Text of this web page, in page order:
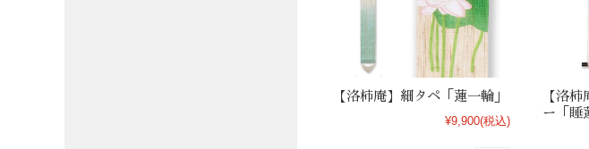
【洛柿庵】細タペ「蓮一輪」
¥9,900(税込)
【洛
ー「睡